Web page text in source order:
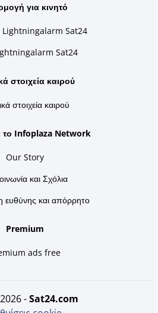
για κινητό
Sat24
Sat24
στοιχεία καιρού
στοιχεία καιρού
το Infoplaza Network
Our Story
και Σχόλια
ευθύνης και απόρρητο
Premium
ads free
- sat24.com